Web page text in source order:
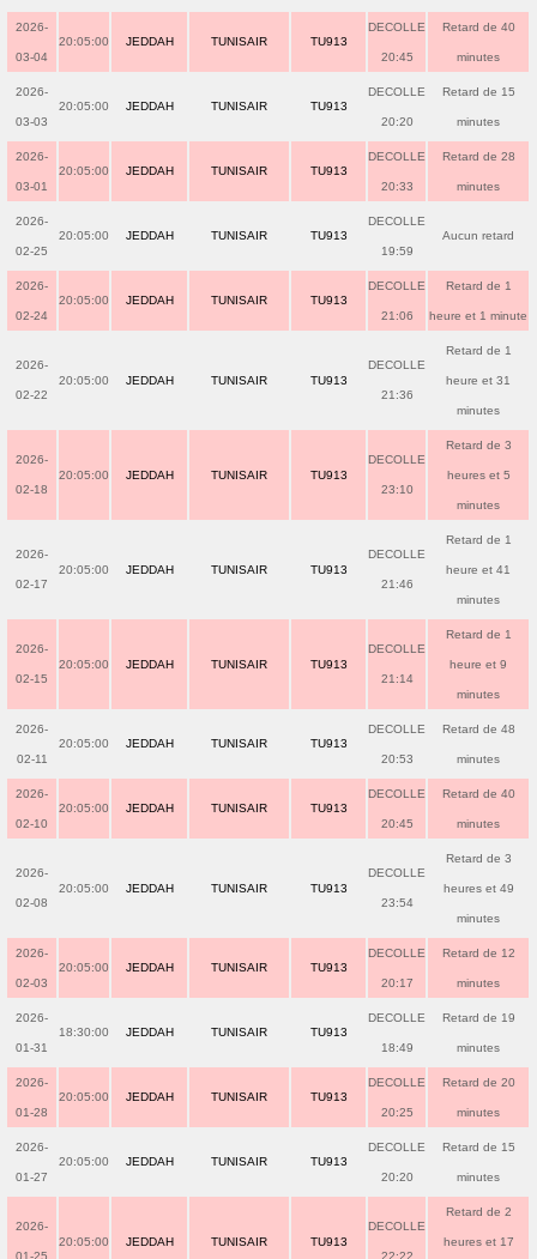
2026-
03-04
20:05:00 JEDDAH TUNISAIR TU913
DECOLLE
20:45
Retard de 40
minutes
2026-
03-03
20:05:00 JEDDAH TUNISAIR TU913
DECOLLE
20:20
Retard de 15
minutes
2026-
03-01
20:05:00 JEDDAH TUNISAIR TU913
DECOLLE
20:33
Retard de 28
minutes
2026-
02-25
20:05:00 JEDDAH TUNISAIR TU913
DECOLLE
19:59
Aucun retard
2026-
02-24
20:05:00 JEDDAH TUNISAIR TU913
DECOLLE
21:06
Retard de 1
heure et 1 minute
2026-
02-22
20:05:00 JEDDAH TUNISAIR TU913
DECOLLE
21:36
Retard de 1
heure et 31
minutes
2026-
02-18
20:05:00 JEDDAH TUNISAIR TU913
DECOLLE
23:10
Retard de 3
heures et 5
minutes
2026-
02-17
20:05:00 JEDDAH TUNISAIR TU913
DECOLLE
21:46
Retard de 1
heure et 41
minutes
2026-
02-15
20:05:00 JEDDAH TUNISAIR TU913
DECOLLE
21:14
Retard de 1
heure et 9
minutes
2026-
02-11
20:05:00 JEDDAH TUNISAIR TU913
DECOLLE
20:53
Retard de 48
minutes
2026-
02-10
20:05:00 JEDDAH TUNISAIR TU913
DECOLLE
20:45
Retard de 40
minutes
2026-
02-08
20:05:00 JEDDAH TUNISAIR TU913
DECOLLE
23:54
Retard de 3
heures et 49
minutes
2026-
02-03
20:05:00 JEDDAH TUNISAIR TU913
DECOLLE
20:17
Retard de 12
minutes
2026-
01-31
18:30:00 JEDDAH TUNISAIR TU913
DECOLLE
18:49
Retard de 19
minutes
2026-
01-28
20:05:00 JEDDAH TUNISAIR TU913
DECOLLE
20:25
Retard de 20
minutes
2026-
01-27
20:05:00 JEDDAH TUNISAIR TU913
DECOLLE
20:20
Retard de 15
minutes
2026-
01-25
20:05:00 JEDDAH TUNISAIR TU913
DECOLLE
22:22
Retard de 2
heures et 17